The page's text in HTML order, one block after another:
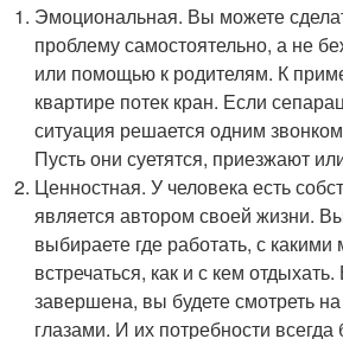
Эмоциональная. Вы можете
проблему самостоятельно, а не
или помощью к родителям. К
квартире потек кран. Если
ситуация решается одним
Пусть они суетятся, приезжают
Ценностная. У человека есть
является автором своей жизни.
выбираете где работать, с
встречаться, как и с кем
завершена, вы будете смотреть
глазами. И их потребности всегда